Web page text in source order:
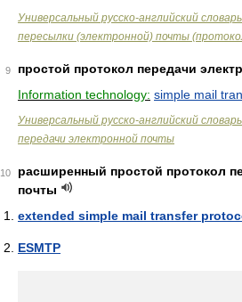
Универсальный русско-английский словарь
пересылки (электронной) почты
9
простой протокол передачи
Information technology: simple mail
Универсальный русско-английский словарь
передачи электронной почты
10
расширенный простой протокол
почты
extended simple mail transfer
ESMTP